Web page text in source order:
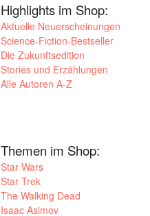
Highlights im Shop:
Aktuelle Neuerscheinungen
Science-Fiction-Bestseller
Die Zukunftsedition
Stories und Erzählungen
Alle Autoren A-Z
Themen im Shop:
Star Wars
Star Trek
The Walking Dead
Isaac Asimov